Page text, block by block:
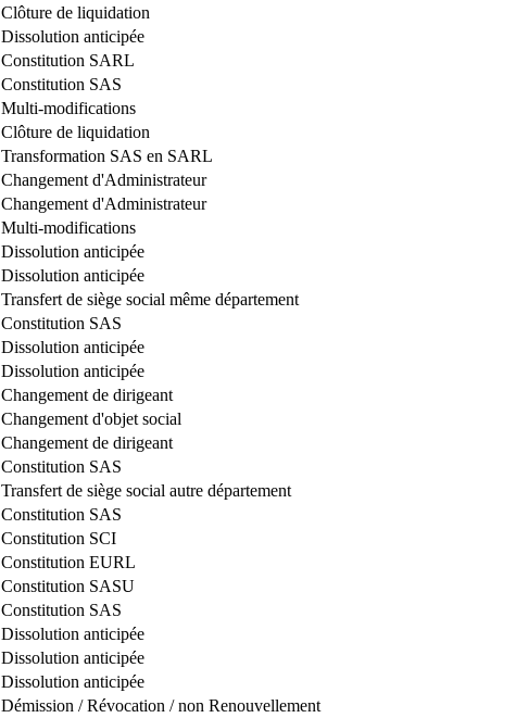
Clôture de liquidation
Dissolution anticipée
Constitution SARL
Constitution SAS
Multi-modifications
Clôture de liquidation
Transformation SAS en SARL
Changement d'Administrateur
Changement d'Administrateur
Multi-modifications
Dissolution anticipée
Dissolution anticipée
Transfert de siège social même département
Constitution SAS
Dissolution anticipée
Dissolution anticipée
Changement de dirigeant
Changement d'objet social
Changement de dirigeant
Constitution SAS
Transfert de siège social autre département
Constitution SAS
Constitution SCI
Constitution EURL
Constitution SASU
Constitution SAS
Dissolution anticipée
Dissolution anticipée
Dissolution anticipée
Démission / Révocation / non Renouvellement